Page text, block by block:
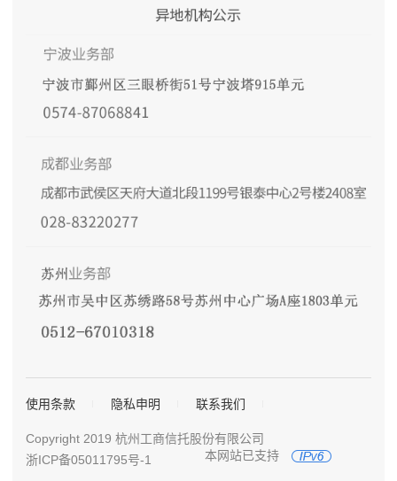
使用条款 隐私申明 联系我们
Copyright 2019 杭州工商信托股份有限公司
浙ICP备05011795号-1
本网站已支持